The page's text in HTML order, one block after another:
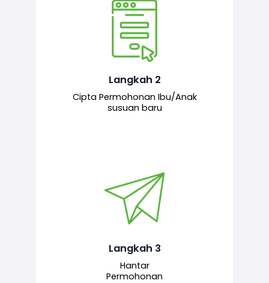
Langkah 2
Cipta Permohonan Ibu/Anak
susuan baru
Pemohon mengisi borang
permohonan bagi pendaftaran
baharu melalui sistem.
Langkah 3
Hantar
Permohonan
Permohonan yang lengkap dihantar
untuk proses semakan dan
bertanggungjawab.